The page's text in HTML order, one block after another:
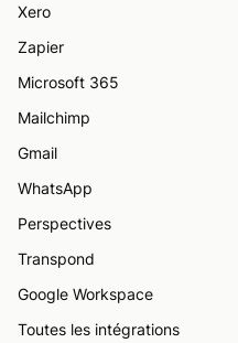
Xero
Zapier
Microsoft 365
Mailchimp
Gmail
WhatsApp
Perspectives
Transpond
Google Workspace
Toutes les intégrations